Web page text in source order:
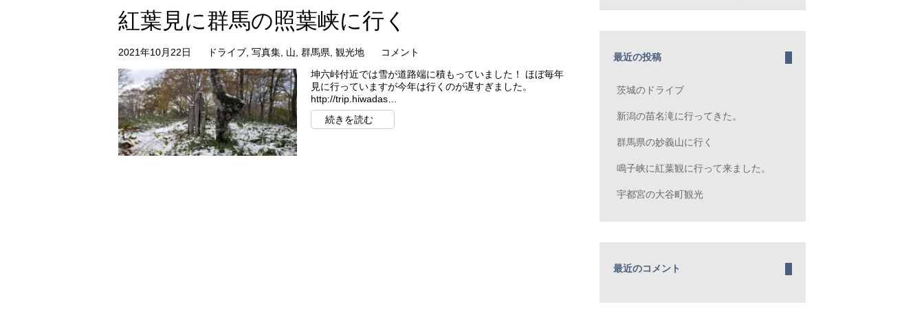
紅葉見に群馬の照葉峡に行く
2021年10月22日 ドライブ 写真集 山 群馬県 観光地
コメント
坤六峠付近では雪が道路端に積もっていました！ ほぼ毎年
見に行っていますが今年は行くのが遅すぎました。
http://trip.hiwadas…
続きを読む
最近の投稿
茨城のドライブ
新潟の苗名滝に行ってきた。
群馬県の妙義山に行く
鳴子峡に紅葉観に行って来ました。
宇都宮の大谷町観光
最近のコメント